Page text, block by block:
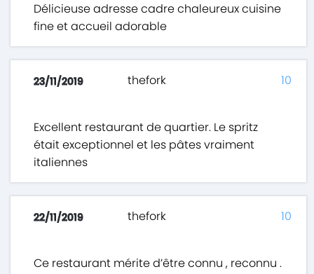
Délicieuse adresse cadre chaleureux cuisine
fine et accueil adorable
23/11/2019 thefork
Excellent restaurant de quartier. Le spritz
était exceptionnel et les pâtes vraiment
italiennes
10
22/11/2019 thefork
Ce restaurant mérite d’être connu , reconnu .
10